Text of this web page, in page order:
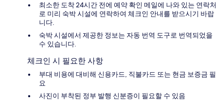
최소한 도착 24시간 전에 예약 확인 메일에 나와 있는 연락처
로 미리 숙박 시설에 연락하여 체크인 안내를 받으시기 바랍
니다.
숙박 시설에서 제공한 정보는 자동 번역 도구로 번역되었을
수 있습니다.
체크인 시 필요한 사항
부대 비용에 대비해 신용카드, 직불카드 또는 현금 보증금 필
요
사진이 부착된 정부 발행 신분증이 필요할 수 있음